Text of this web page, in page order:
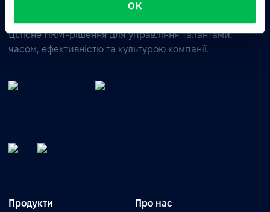
OK
Цілісне HRM-рішення для управління талантами,
часом, ефективністю та культурою компанії.
Продукти Про нас